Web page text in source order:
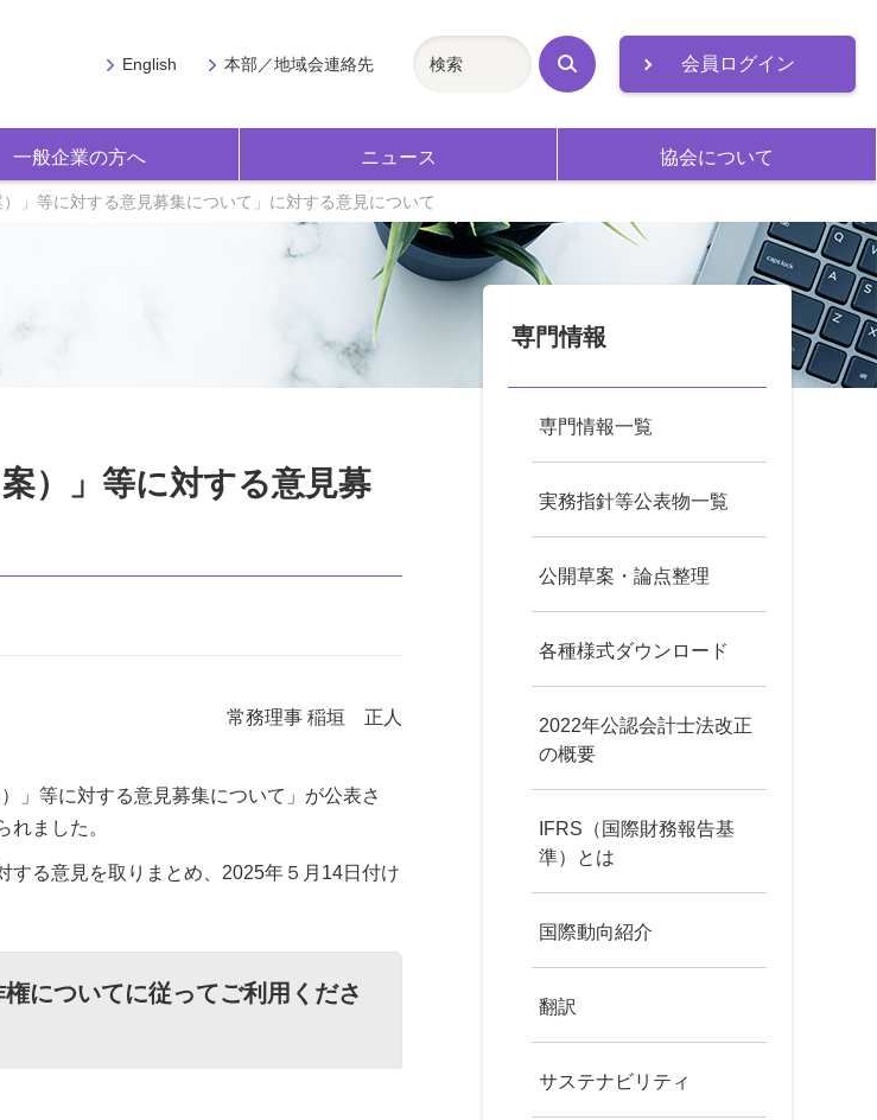
会員ログイン
一般企業の方へ ニュース 協会について
English 本部／地域会連絡先
検
索
」等に対する意見募集について」に対する意見について
）」等に対する意見募
常務理事 稲垣 正人
」等に対する意見募集について」が公表さ
ました。
る意見を取りまとめ、2025年５月14日付け
についてに従ってご利用くださ
専門情報
専門情報一覧
実務指針等公表物一覧
公開草案・論点整理
各種様式ダウンロード
2022年公認会計士法改正
の概要
IFRS（国際財務報告基
準）とは
国際動向紹介
翻訳
サステナビリティ